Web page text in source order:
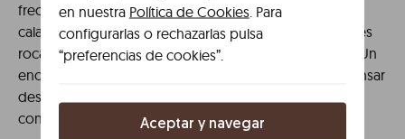
frecuentada por los amantes del buceo, esta pequeña
cala de arena dorada se encuentra rodeada de grandes
rocas dentro de la Reserva de la Biosfera de Urdaibai. Un
enclave natural totalmente acondicionado para descansar
después de una visita al puerto y tomar algo en su bar
con unas vistas privilegiadas.
en nuestra Política de Cookies. Para
configurarlas o rechazarlas pulsa
“preferencias de cookies”.
Aceptar y navegar